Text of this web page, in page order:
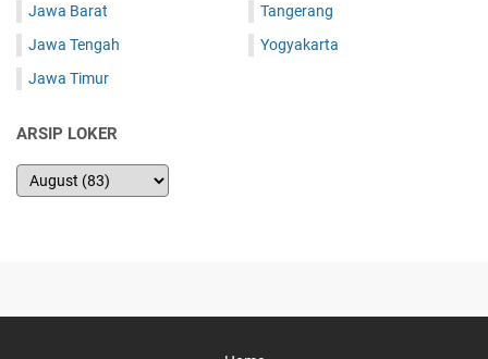
Jawa Barat
Jawa Tengah
Jawa Timur
Tangerang
Yogyakarta
ARSIP LOKER